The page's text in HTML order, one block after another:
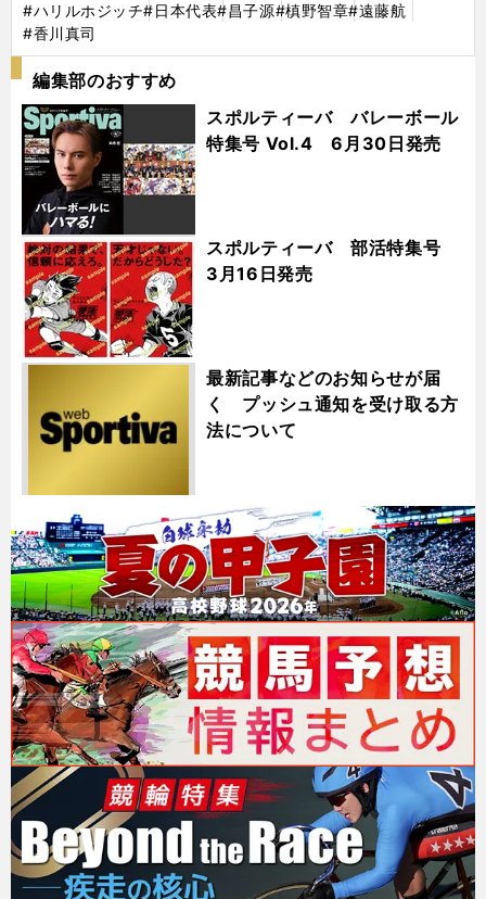
#ハリルホジッチ#日本代表#昌子源#槙野智章#遠藤航
#香川真司
編集部のおすすめ
スポルティーバ バレーボール
特集号 Vol.4 6月30日発売
スポルティーバ 部活特集号
3月16日発売
最新記事などのお知らせが届
く プッシュ通知を受け取る方
法について